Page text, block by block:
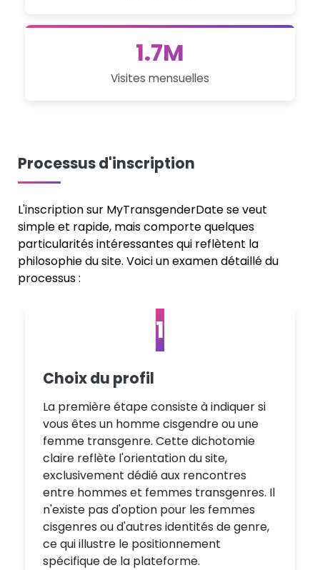
1.7M
Visites mensuelles
Processus d'inscription
L'inscription sur MyTransgenderDate se veut
simple et rapide, mais comporte quelques
particularités intéressantes qui reflètent la
philosophie du site. Voici un examen détaillé du
processus :
1
Choix du profil
La première étape consiste à indiquer si
vous êtes un homme cisgendre ou une
femme transgenre. Cette dichotomie
claire reflète l'orientation du site,
exclusivement dédié aux rencontres
entre hommes et femmes transgenres. Il
n'existe pas d'option pour les femmes
cisgenres ou d'autres identités de genre,
ce qui illustre le positionnement
spécifique de la plateforme.